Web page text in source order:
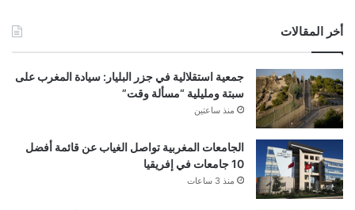
أخر المقالات
جمعية استقلالية في جزر البليار: سيادة المغرب على
سبتة ومليلية “مسألة وقت”
منذ ساعتين
الجامعات المغربية تواصل الغياب عن قائمة أفضل
10 جامعات في إفريقيا
منذ 3 ساعات